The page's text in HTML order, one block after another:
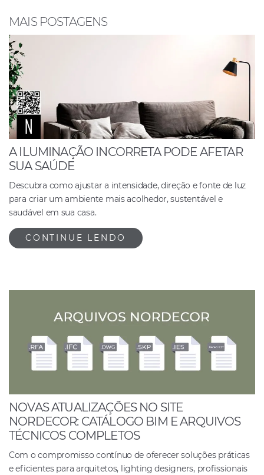
o
k
p
MAIS POSTAGENS
A ILUMINAÇÃO INCORRETA PODE AFETAR
SUA SAÚDE
Descubra como ajustar a intensidade, direção e fonte de luz
para criar um ambiente mais acolhedor, sustentável e
saudável em sua casa.
CONTINUE LENDO
NOVAS ATUALIZAÇÕES NO SITE
NORDECOR: CATÁLOGO BIM E ARQUIVOS
TÉCNICOS COMPLETOS
Com o compromisso contínuo de oferecer soluções práticas
e eficientes para arquitetos, lighting designers, profissionais